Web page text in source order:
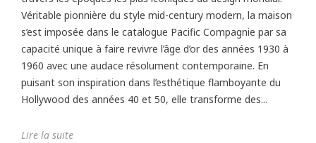
Véritable pionnière du style mid-century modern, la maison
s’est imposée dans le catalogue Pacific Compagnie par sa
capacité unique à faire revivre l’âge d’or des années 1930 à
1960 avec une audace résolument contemporaine. En
puisant son inspiration dans l’esthétique flamboyante du
Hollywood des années 40 et 50, elle transforme des...
Lire la suite